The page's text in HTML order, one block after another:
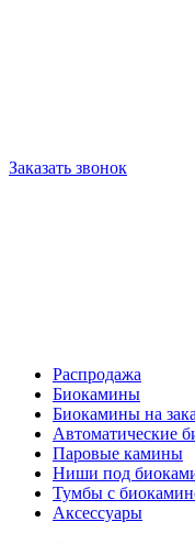
Заказать звонок
Распродажа
Биокамины
Биокамины на
Автоматические
Паровые камины
Ниши под
Тумбы с
Аксессуары